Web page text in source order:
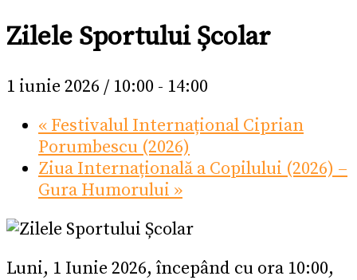
Zilele Sportului Școlar
1 iunie 2026 / 10:00 - 14:00
« Festivalul Internațional Ciprian
Porumbescu (2026)
Ziua Internațională a Copilului (2026) –
Gura Humorului »
Luni, 1 Iunie 2026, începând cu ora 10:00,